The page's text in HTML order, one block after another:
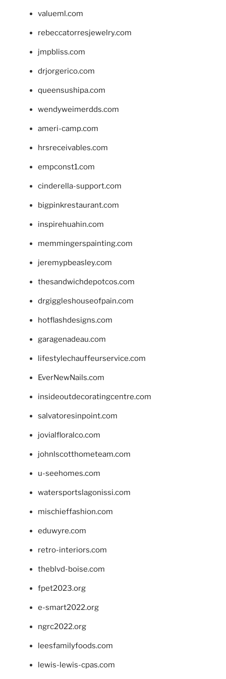
valueml.com
rebeccatorresjewelry.com
jmpbliss.com
drjorgerico.com
queensushipa.com
wendyweimerdds.com
ameri-camp.com
hrsreceivables.com
empconst1.com
cinderella-support.com
bigpinkrestaurant.com
inspirehuahin.com
memmingerspainting.com
jeremypbeasley.com
thesandwichdepotcos.com
drgiggleshouseofpain.com
hotflashdesigns.com
garagenadeau.com
lifestylechauffeurservice.com
EverNewNails.com
insideoutdecoratingcentre.com
salvatoresinpoint.com
jovialfloralco.com
johnlscotthometeam.com
u-seehomes.com
watersportslagonissi.com
mischieffashion.com
eduwyre.com
retro-interiors.com
theblvd-boise.com
fpet2023.org
e-smart2022.org
ngrc2022.org
leesfamilyfoods.com
lewis-lewis-cpas.com